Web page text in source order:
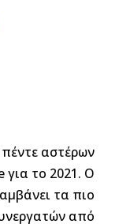
αστέρων
για το 2021. Ο
τα πιο
από